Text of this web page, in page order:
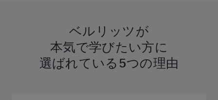
ベルリッツが
本気で学びたい方に
選ばれている 5つの理由